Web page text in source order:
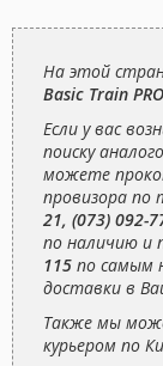
На этой
Basic Train
Если у вас
поиску
можете
провизора по
21, (073) 092-
по наличию и
115 по самым
доставки в
Также мы
курьером по